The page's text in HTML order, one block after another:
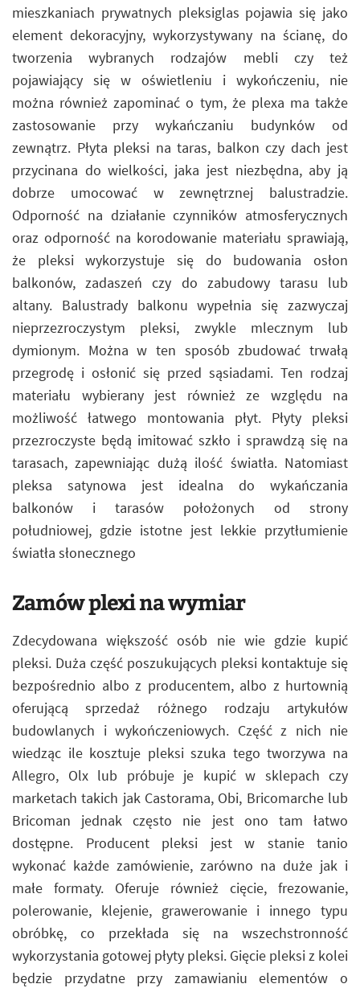
mieszkaniach prywatnych pleksiglas pojawia się jako
element dekoracyjny, wykorzystywany na ścianę, do
tworzenia wybranych rodzajów mebli czy też
pojawiający się w oświetleniu i wykończeniu, nie
można również zapominać o tym, że plexa ma także
zastosowanie przy wykańczaniu budynków od
zewnątrz. Płyta pleksi na taras, balkon czy dach jest
przycinana do wielkości, jaka jest niezbędna, aby ją
dobrze umocować w zewnętrznej balustradzie.
Odporność na działanie czynników atmosferycznych
oraz odporność na korodowanie materiału sprawiają,
że pleksi wykorzystuje się do budowania osłon
balkonów, zadaszeń czy do zabudowy tarasu lub
altany. Balustrady balkonu wypełnia się zazwyczaj
nieprzezroczystym pleksi, zwykle mlecznym lub
dymionym. Można w ten sposób zbudować trwałą
przegrodę i osłonić się przed sąsiadami. Ten rodzaj
materiału wybierany jest również ze względu na
możliwość łatwego montowania płyt. Płyty pleksi
przezroczyste będą imitować szkło i sprawdzą się na
tarasach, zapewniając dużą ilość światła. Natomiast
pleksa satynowa jest idealna do wykańczania
balkonów i tarasów położonych od strony
południowej, gdzie istotne jest lekkie przytłumienie
światła słonecznego
Zamów plexi na wymiar
Zdecydowana większość osób nie wie gdzie kupić
pleksi. Duża część poszukujących pleksi kontaktuje się
bezpośrednio albo z producentem, albo z hurtownią
oferującą sprzedaż różnego rodzaju artykułów
budowlanych i wykończeniowych. Część z nich nie
wiedząc ile kosztuje pleksi szuka tego tworzywa na
Allegro, Olx lub próbuje je kupić w sklepach czy
marketach takich jak Castorama, Obi, Bricomarche lub
Bricoman jednak często nie jest ono tam łatwo
dostępne. Producent pleksi jest w stanie tanio
wykonać każde zamówienie, zarówno na duże jak i
małe formaty. Oferuje również cięcie, frezowanie,
polerowanie, klejenie, grawerowanie i innego typu
obróbkę, co przekłada się na wszechstronność
wykorzystania gotowej płyty pleksi. Gięcie pleksi z kolei
będzie przydatne przy zamawianiu elementów o